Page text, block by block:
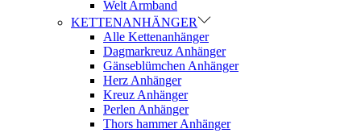
Welt Armband
KETTENANHÄNGER
Alle Kettenanhänger
Dagmarkreuz Anhänger
Gänseblümchen Anhänger
Herz Anhänger
Kreuz Anhänger
Perlen Anhänger
Thors hammer Anhänger